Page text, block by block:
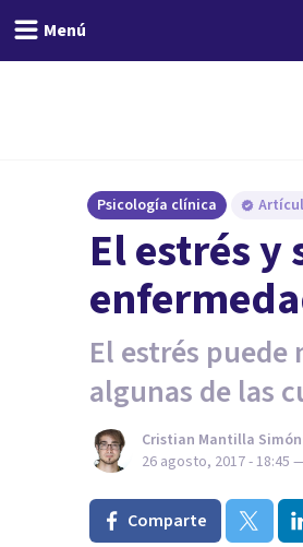
Menú
Psicología clínica
El estrés
El estrés
algunas de las
Cristian Mantilla Simón
26 agosto, 2017 - 18:45
Comparte